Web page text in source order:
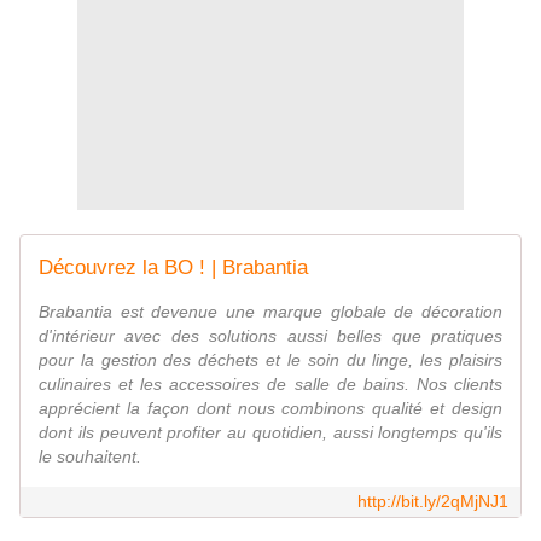
Découvrez la BO ! | Brabantia
Brabantia est devenue une marque globale de décoration
d'intérieur avec des solutions aussi belles que pratiques
pour la gestion des déchets et le soin du linge, les plaisirs
culinaires et les accessoires de salle de bains. Nos clients
apprécient la façon dont nous combinons qualité et design
dont ils peuvent profiter au quotidien, aussi longtemps qu'ils
le souhaitent.
http://bit.ly/2qMjNJ1